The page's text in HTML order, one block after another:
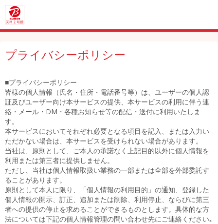
プライバシーポリシー
■プライバシーポリシー
皆様の個人情報（氏名・住所・電話番号等）は、ユーザーの個人認
証及びユーザー向け本サービスの提供、本サービスの利用に伴う連
絡・メール・DM・各種お知らせ等の配信・送付に利用いたしま
す。
本サービスにおいてそれぞれ必要となる項目を記入、または入力い
ただかない場合は、本サービスを受けられない場合があります。
当社は、原則として、ご本人の承諾なく上記目的以外に個人情報を
利用または第三者に提供しません。
ただし、当社は個人情報取扱い業務の一部または全部を外部委託す
ることがあります。
原則として本人に限り、「個人情報の利用目的」の通知、登録した
個人情報の開示、訂正、追加または削除、利用停止、ならびに第三
者への提供の停止を求めることができるものとします。具体的な方
法については下記の個人情報管理の問い合わせ先にご連絡ください｡